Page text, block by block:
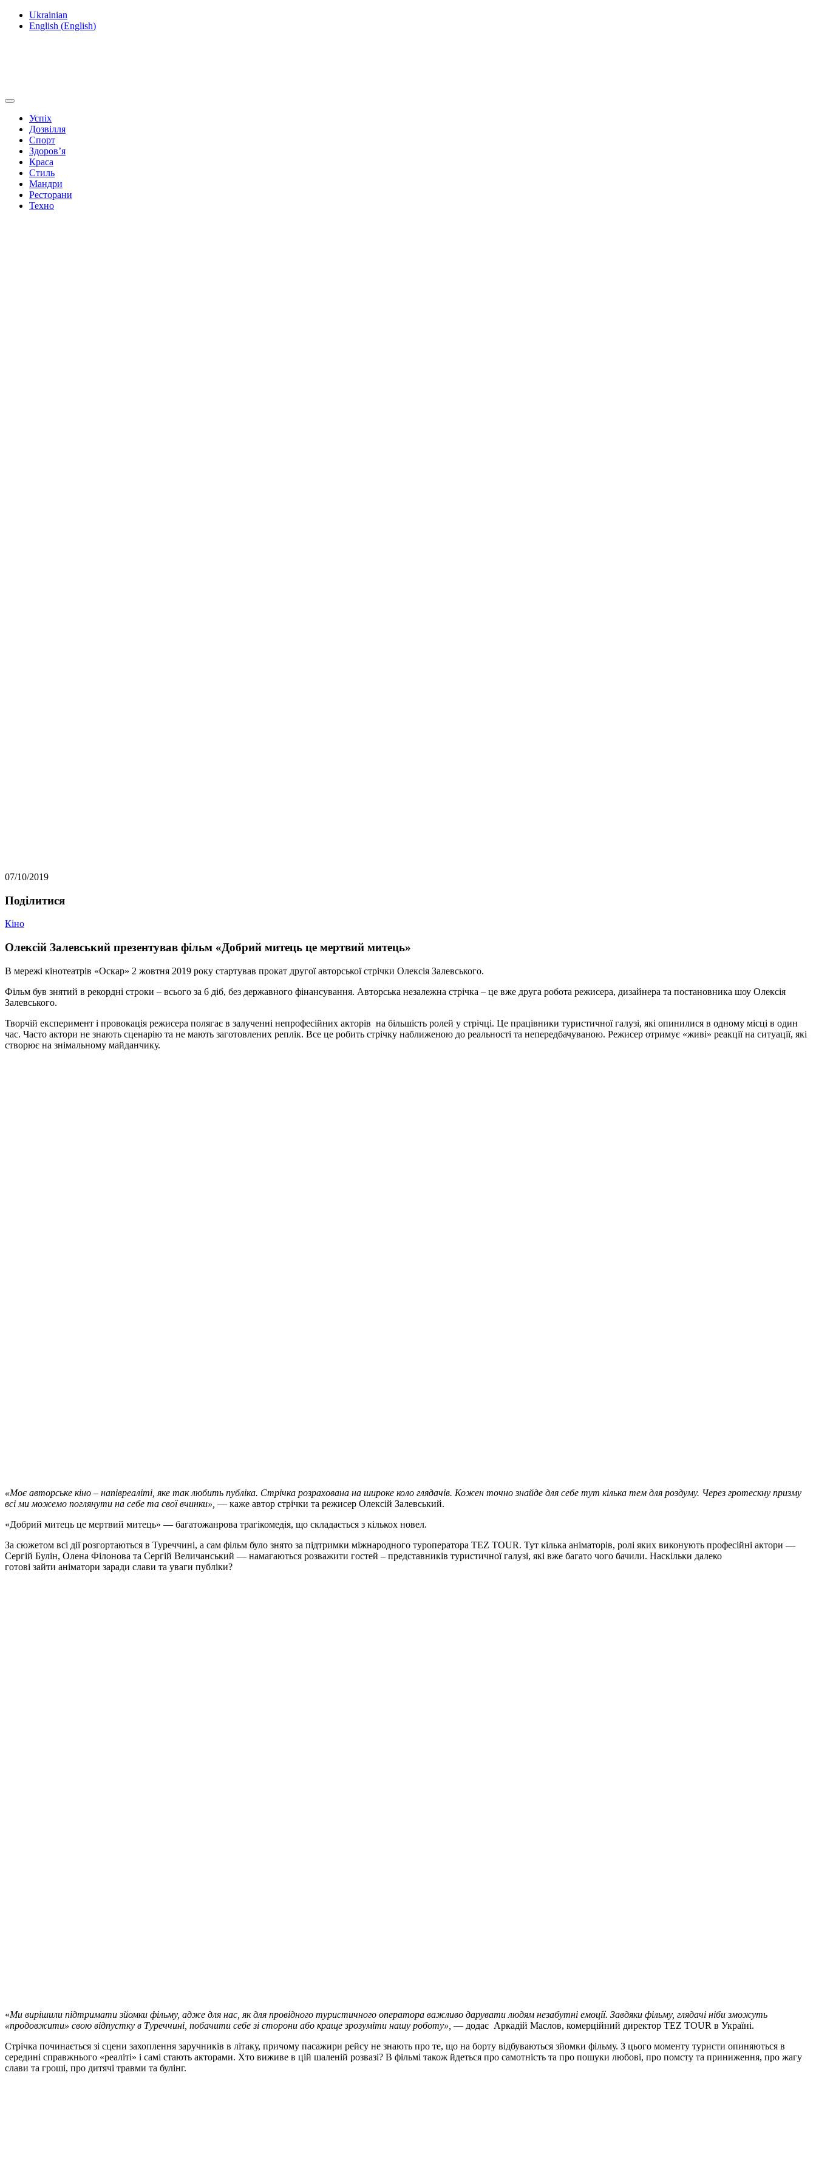
Ukrainian
English (English)
Успіх
Дозвілля
Спорт
Здоров’я
Краса
Стиль
Мандри
Ресторани
Техно
07/10/2019
Подiлитися
Кіно
Олексій Залевський презентував фільм «Добрий митець це мертвий митець»
В мережі кінотеатрів «Оскар» 2 жовтня 2019 року стартував прокат другої авторської стрічки Олексія Залевського.
Фільм був знятий в рекордні строки – всього за 6 діб, без державного фінансування. Авторська незалежна стрічка – це вже друга робота режисера, дизайнера та постановника шоу Олексія
Залевського.
Творчій експеримент і провокація режисера полягає в залученні непрофесійних акторів на більшість ролей у стрічці. Це працівники туристичної галузі, які опинилися в одному місці в один
час. Часто актори не знають сценарію та не мають заготовлених реплік. Все це робить стрічку наближеною до реальності та непередбачуваною. Режисер отримує «живі» реакції на ситуації, які
створює на знімальному майданчику.
«Моє авторське кіно – напівреаліті, яке так любить публіка. Стрічка розрахована на широке коло глядачів. Кожен точно знайде для себе тут кілька тем для роздуму. Через гротескну призму
всі ми можемо поглянути на себе та свої вчинки», — каже автор стрічки та режисер Олексій Залевський.
«Добрий митець це мертвий митець» — багатожанрова трагікомедія, що складається з кількох новел.
За сюжетом всі дії розгортаються в Туреччині, а сам фільм було знято за підтримки міжнародного туроператора TEZ TOUR. Тут кілька аніматорів, ролі яких виконують професійні актори —
Сергій Булін, Олена Філонова та Сергій Величанський — намагаються розважити гостей – представників туристичної галузі, які вже багато чого бачили. Наскільки далеко
готові зайти аніматори заради слави та уваги публіки?
«Ми вирішили підтримати зйомки фільму, адже для нас, як для провідного туристичного оператора важливо дарувати людям незабутні емоції. Завдяки фільму, глядачі ніби зможуть
«продовжити» свою відпустку в Туреччині, побачити себе зі сторони або краще зрозуміти нашу роботу», — додає Аркадій Маслов, комерційний директор TEZ TOUR в Україні.
Стрічка починається зі сцени захоплення заручників в літаку, причому пасажири рейсу не знають про те, що на борту відбуваються зйомки фільму. З цього моменту туристи опиняються в
середині справжнього «реаліті» і самі стають акторами. Хто виживе в цій шаленій розвазі? В фільмі також йдеться про самотність та про пошуки любові, про помсту та приниження, про жагу
слави та гроші, про дитячі травми та булінг.